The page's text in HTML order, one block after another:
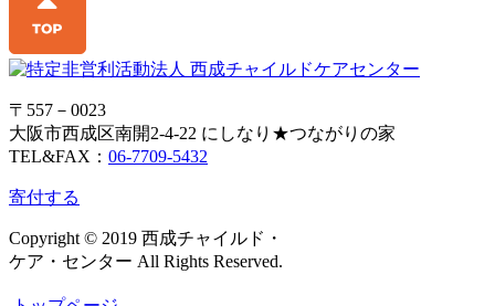
〒557－0023
大阪市西成区南開2-4-22 にしなり★つながりの家
TEL&FAX： 06-7709-5432
寄付する
Copyright © 2019 西成チャイルド・
ケア・センター All Rights Reserved.